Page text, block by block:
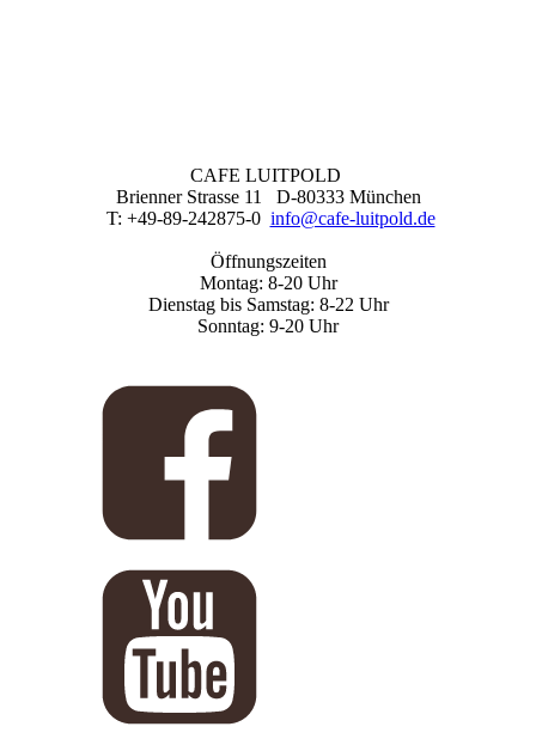
CAFE LUITPOLD
Brienner Strasse 11 D-80333 München
T: +49-89-242875-0 info@cafe-luitpold.de
Öffnungszeiten
Montag: 8-20 Uhr
Dienstag bis Samstag: 8-22 Uhr
Sonntag: 9-20 Uhr